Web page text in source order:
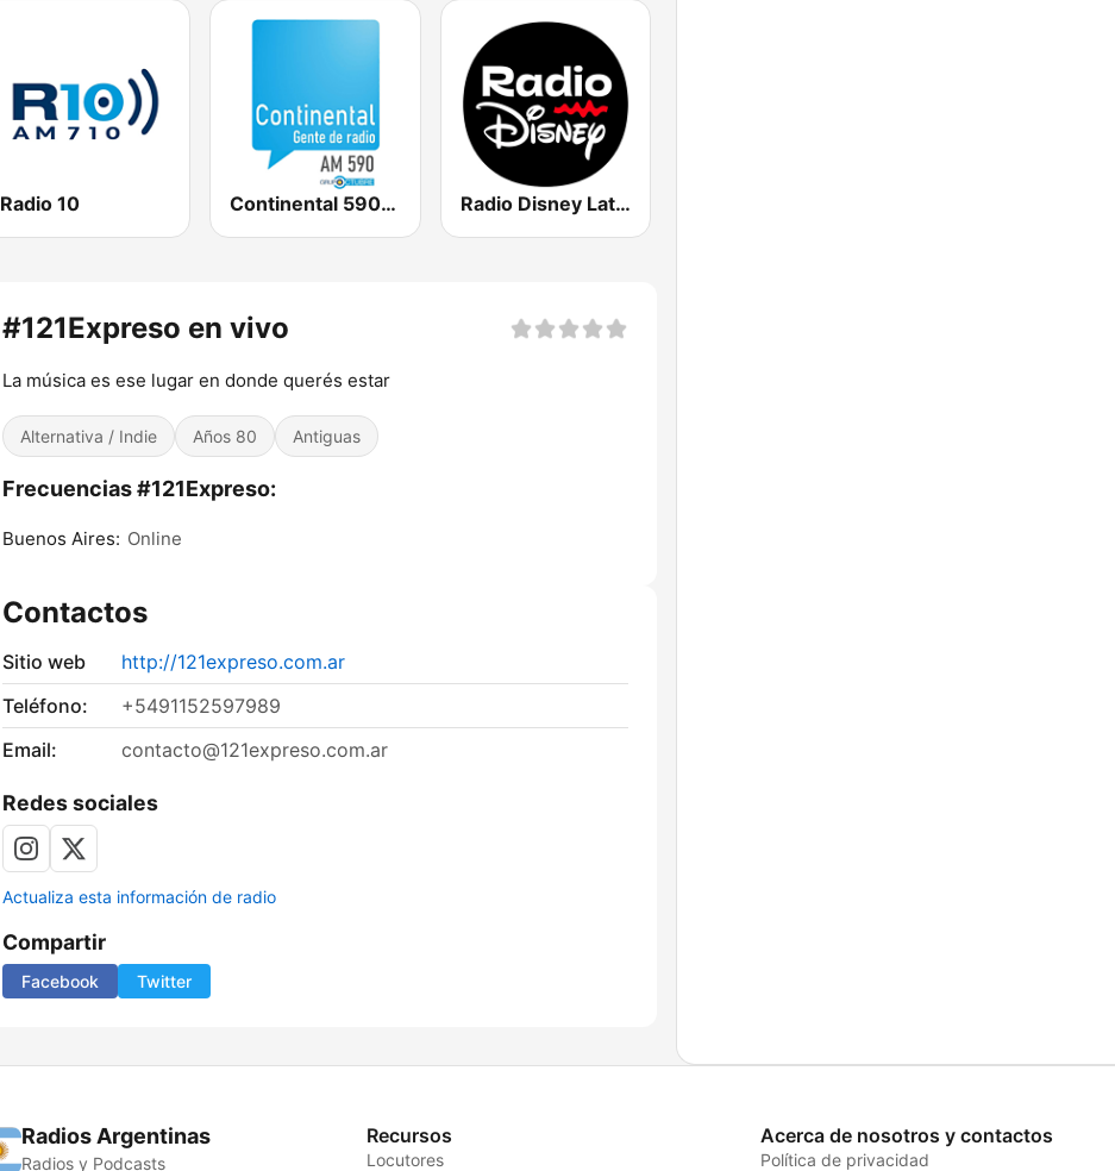
Radio 10 Continental 590 AM Radio Disney Latinoamérica
#121Expreso en vivo
La música es ese lugar en donde querés estar
Alternativa / Indie Años 80 Antiguas
Frecuencias #121Expreso:
Buenos Aires: Online
Contactos
Sitio web
http://121expreso.com.ar
Teléfono:
+5491152597989
Email:
contacto@121expreso.com.ar
Redes sociales
Actualiza esta información de radio
Compartir
Facebook Twitter
Radios Argentinas
Radios y Podcasts
Recursos
Locutores
Acerca de nosotros y contactos
Política de privacidad